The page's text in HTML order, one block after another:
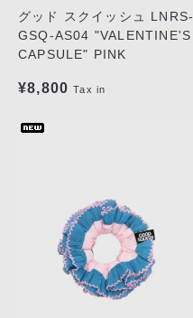
グッド スクイッシュ LNRS-
GSQ-AS04 "VALENTINE'S
CAPSULE" PINK
¥8,800 Tax in